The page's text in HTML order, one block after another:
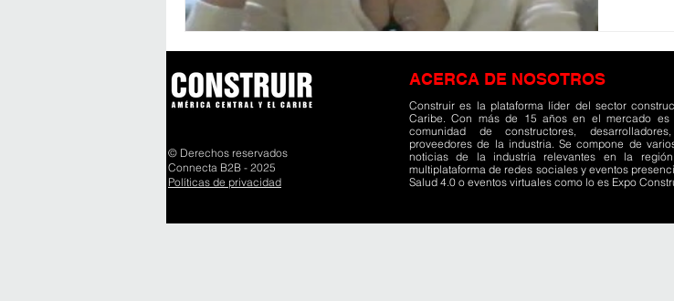
© Derechos reservados
Connecta B2B - 2025
Políticas de privacidad
Construir es la plataforma líder del sector
Caribe. Con más de 15 años en el mercado
comunidad de constructores,
proveedores de la industria. Se compone de
noticias de la industria relevantes en la
multiplataforma de redes sociales y eventos
Salud 4.0 o eventos virtuales como lo es Expo
ACERCA DE NOSOTROS